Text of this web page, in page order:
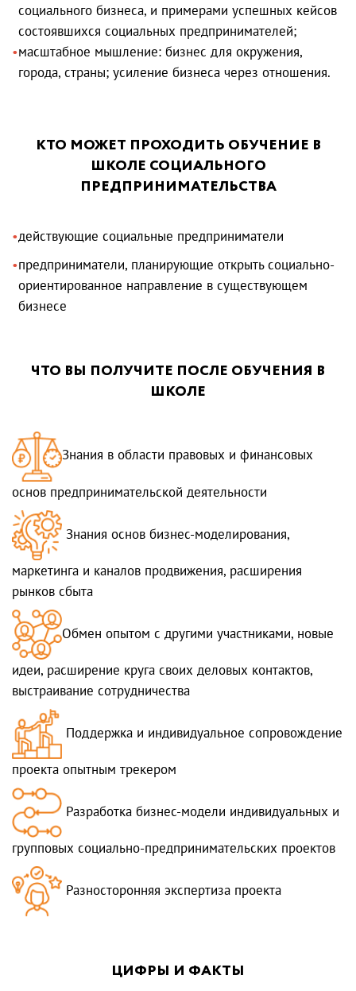
социального бизнеса, и примерами успешных кейсов
состоявшихся социальных предпринимателей;
масштабное мышление: бизнес для окружения,
города, страны; усиление бизнеса через отношения.
КТО МОЖЕТ ПРОХОДИТЬ ОБУЧЕНИЕ В
ШКОЛЕ СОЦИАЛЬНОГО
ПРЕДПРИНИМАТЕЛЬСТВА
действующие социальные предприниматели
предприниматели, планирующие открыть социально-
ориентированное направление в существующем
бизнесе
ЧТО ВЫ ПОЛУЧИТЕ ПОСЛЕ ОБУЧЕНИЯ В
ШКОЛЕ
Знания в области правовых и финансовых
основ предпринимательской деятельности
Знания основ бизнес-моделирования,
маркетинга и каналов продвижения, расширения
рынков сбыта
Обмен опытом с другими участниками, новые
идеи, расширение круга своих деловых контактов,
выстраивание сотрудничества
Поддержка и индивидуальное сопровождение
проекта опытным трекером
Разработка бизнес-модели индивидуальных и
групповых социально-предпринимательских проектов
Разносторонняя экспертиза проекта
ЦИФРЫ И ФАКТЫ